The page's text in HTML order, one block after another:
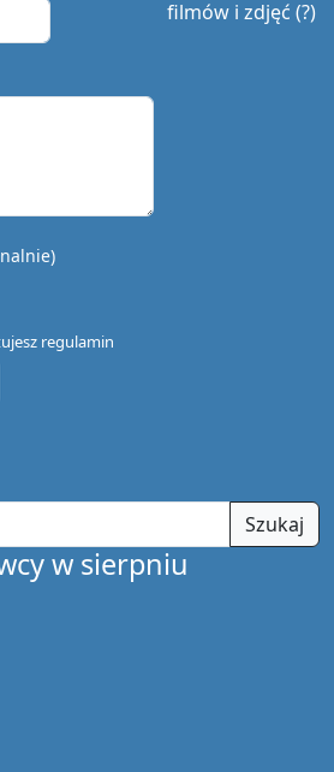
filmów i zdjęć (?)
regulamin
Szukaj
w sierpniu